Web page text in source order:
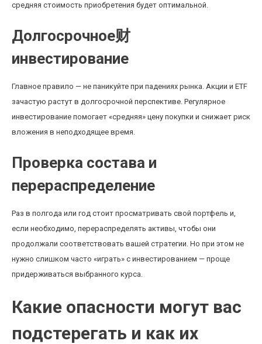
средняя стоимость приобретения будет оптимальной.
Долгосрочное财
инвестирование
Главное правило — не паникуйте при падениях рынка. Акции и ETF
зачастую растут в долгосрочной перспективе. Регулярное
инвестирование помогает «средняя» цену покупки и снижает риск
вложения в неподходящее время.
Проверка состава и
перераспределение
Раз в полгода или год стоит просматривать свой портфель и,
если необходимо, перераспределять активы, чтобы они
продолжали соответствовать вашей стратегии. Но при этом не
нужно слишком часто «играть» с инвестированием — проще
придерживаться выбранного курса.
Какие опасности могут вас
подстерегать и как их